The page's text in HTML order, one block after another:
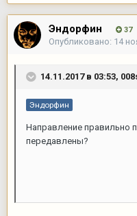
Эндорфин 37
Опубликовано: 14
14.11.2017 в 03:53,
Эндорфин
Направление правильно
передавлены?